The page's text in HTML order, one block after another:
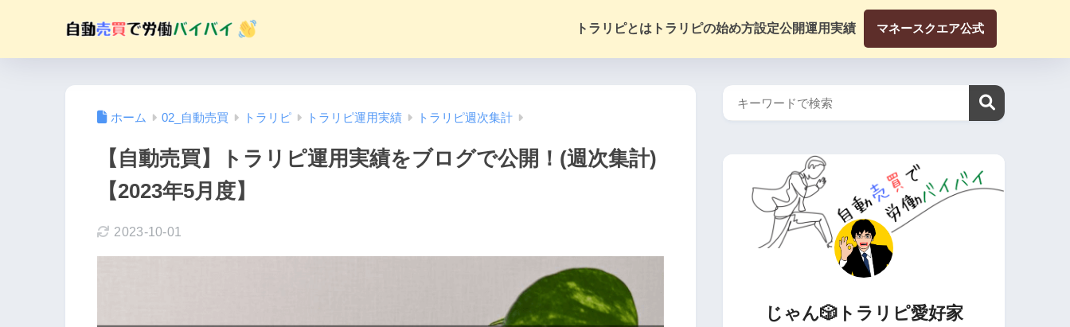
トラリピとは トラリピの始め方設定公開運用実績 マネースクエア公式
ホーム 02_自動売買 トラリピ トラリピ運用実績 トラリピ週次集計
【自動売買】トラリピ運用実績をブログで公開！(週次集計)
【2023年5月度】
2023-10-01
じゃん🎲トラリピ愛好家